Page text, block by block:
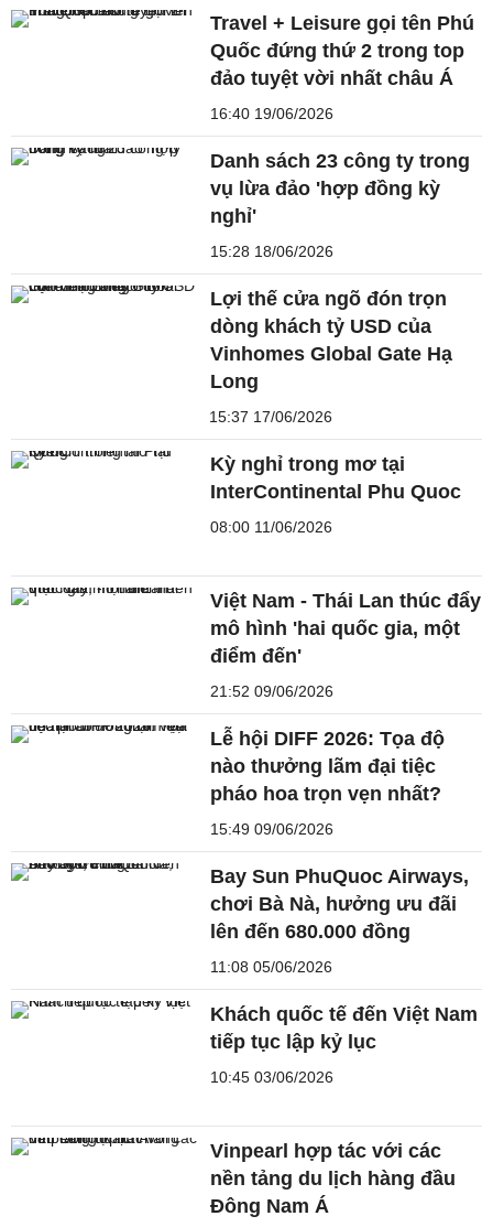
Travel + Leisure gọi tên Phú
Quốc đứng thứ 2 trong top
đảo tuyệt vời nhất châu Á
16:40 19/06/2026
Danh sách 23 công ty trong
vụ lừa đảo 'hợp đồng kỳ
nghỉ'
15:28 18/06/2026
Lợi thế cửa ngõ đón trọn
dòng khách tỷ USD của
Vinhomes Global Gate Hạ
Long
15:37 17/06/2026
Kỳ nghỉ trong mơ tại
InterContinental Phu Quoc
08:00 11/06/2026
Việt Nam - Thái Lan thúc đẩy
mô hình 'hai quốc gia, một
điểm đến'
21:52 09/06/2026
Lễ hội DIFF 2026: Tọa độ
nào thưởng lãm đại tiệc
pháo hoa trọn vẹn nhất?
15:49 09/06/2026
Bay Sun PhuQuoc Airways,
chơi Bà Nà, hưởng ưu đãi
lên đến 680.000 đồng
11:08 05/06/2026
Khách quốc tế đến Việt Nam
tiếp tục lập kỷ lục
10:45 03/06/2026
Vinpearl hợp tác với các
nền tảng du lịch hàng đầu
Đông Nam Á